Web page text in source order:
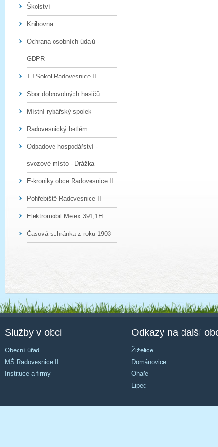
Školství
Knihovna
Ochrana osobních údajů -
GDPR
TJ Sokol Radovesnice II
Sbor dobrovolných hasičů
Místní rybářský spolek
Radovesnický betlém
Odpadové hospodářství -
svozové místo - Drážka
E-kroniky obce Radovesnice II
Pohřebiště Radovesnice II
Elektromobil Melex 391,1H
Časová schránka z roku 1903
Služby v obci
Obecní úřad
MŠ Radovesnice II
Instituce a firmy
Odkazy na další
Žiželice
Dománovice
Ohaře
Lipec